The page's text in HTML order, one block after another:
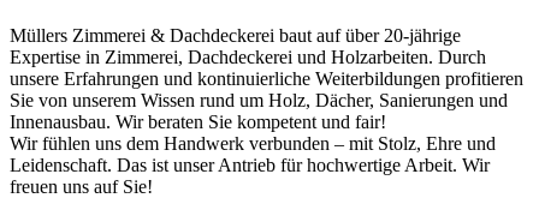
Müllers Zimmerei & Dachdeckerei baut auf über 20-jährige
Expertise in Zimmerei, Dachdeckerei und Holzarbeiten. Durch
unsere Erfahrungen und kontinuierliche Weiterbildungen profitieren
Sie von unserem Wissen rund um Holz, Dächer, Sanierungen und
Innenausbau. Wir beraten Sie kompetent und fair!
Wir fühlen uns dem Handwerk verbunden – mit Stolz, Ehre und
Leidenschaft. Das ist unser Antrieb für hochwertige Arbeit. Wir
freuen uns auf Sie!